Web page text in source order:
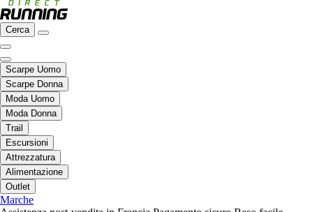
Cerca
Scarpe Uomo
Scarpe Donna
Moda Uomo
Moda Donna
Trail
Escursioni
Attrezzatura
Alimentazione
Outlet
Marche